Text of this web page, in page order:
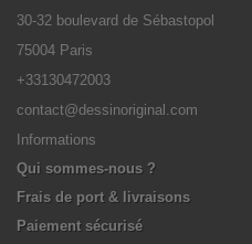
30-32 boulevard de Sébastopol
75004 Paris
+33130472003
contact@dessinoriginal.com
Informations
Qui sommes-nous ?
Frais de port & livraisons
Paiement sécurisé